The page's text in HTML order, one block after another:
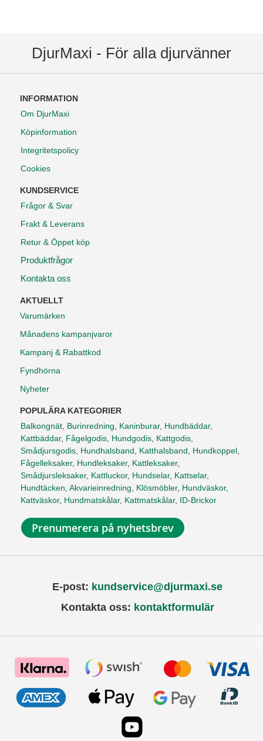
DjurMaxi - För alla djurvänner
INFORMATION
Om DjurMaxi
Köpinformation
Integritetspolicy
Cookies
KUNDSERVICE
Frågor & Svar
Frakt & Leverans
Retur & Öppet köp
Produktfrågor
Kontakta oss
AKTUELLT
Varumärken
Månadens kampanjvaror
Kampanj & Rabattkod
Fyndhörna
Nyheter
POPULÄRA KATEGORIER
Balkongnät, Burinredning, Kaninburar, Hundbäddar,
Kattbäddar, Fågelgodis, Hundgodis, Kattgodis,
Smådjursgodis, Hundhalsband, Katthalsband, Hundkoppel,
Fågelleksaker, Hundleksaker, Kattleksaker,
Smådjursleksaker, Kattluckor, Hundselar, Kattselar,
Hundtäcken, Akvarieinredning, Klösmöbler, Hundväskor,
Kattväskor, Hundmatskålar, Kattmatskålar, ID-Brickor
Prenumerera på nyhetsbrev
E-post: kundservice@djurmaxi.se
Kontakta oss: kontaktformulär